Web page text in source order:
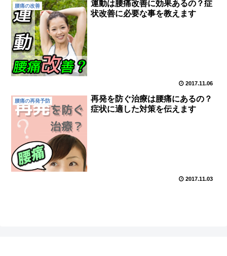
腰痛の改善
運動は腰痛改善に効果あるの？症
状改善に必要な事を教えます
2017.11.06
腰痛の再発予防
再発を防ぐ治療は腰痛にあるの？
症状に適した対策を伝えます
2017.11.03